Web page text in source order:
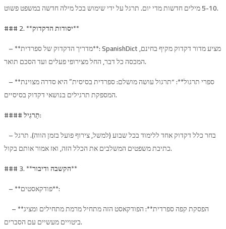
5-10 מילים חדשות מדי יום. תרגל על ​​ידי שימוש בכל מילה חדשה במשפט פשוט.
### 2. **יסודות הדקדוק**
– **מדריך הדקדוק של ספרדית**: SpanishDict מציע מדור דקדוק מקיף בחינם,
המכסה כל דבר, החל מצירופי פעלים ועד הסכם תואר.
– **ספרי תרגול**: “תרגול עושה מושלם: ספרדית בסיסית” היא סדרה מצוינת
המספקת תרגילים בנושאי דקדוק בסיסיים.
####תַרגִיל:
– בחר כלל דקדוק אחד ללימוד בכל שבוע (למשל, צירוף פועל בזמן הווה). תרגל
כתיבת משפטים המשלבים את הכלל הזה, ואז אמור אותם בקול.
### 3. **הקשבה ודיבור**
– **פודקאסטים**:
– **הפסקת קפה ספרדית**: הפודקאסט הזה מתחיל מרמת מתחילים ומציג
ביטויים מעשיים עם הסברים.